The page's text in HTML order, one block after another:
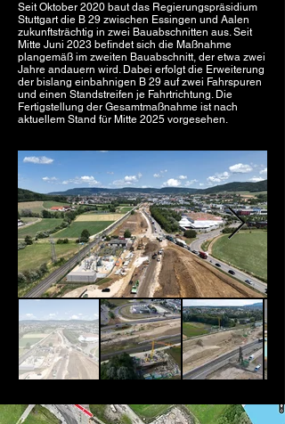
Seit Oktober 2020 baut das Regierungspräsidium
Stuttgart die B 29 zwischen Essingen und Aalen
zukunftsträchtig in zwei Bauabschnitten aus. Seit
Mitte Juni 2023 befindet sich die Maßnahme
plangemäß im zweiten Bauabschnitt, der etwa zwei
Jahre andauern wird. Dabei erfolgt die Erweiterung
der bislang einbahnigen B 29 auf zwei Fahrspuren
und einen Standstreifen je Fahrtrichtung. Die
Fertigstellung der Gesamtmaßnahme ist nach
aktuellem Stand für Mitte 2025 vorgesehen.